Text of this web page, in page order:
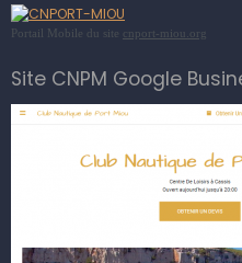
Portail Mobile du site cnport-miou.org
Site CNPM Google